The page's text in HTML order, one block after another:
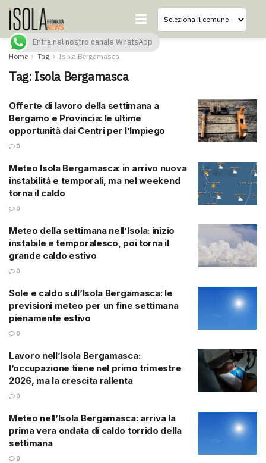
Home Tag Isola Bergamasca
Tag: Isola Bergamasca
Offerte di lavoro della settimana a
Bergamo e Provincia: le ultime
opportunità dai Centri per l’Impiego
0
Meteo Isola Bergamasca: in arrivo nuova
instabilità e temporali, ma nel weekend
torna il caldo
0
Meteo della settimana nell’Isola: inizio
instabile e temporalesco, poi torna il
grande caldo estivo
0
Sole e caldo sull’Isola Bergamasca: le
previsioni meteo per un fine settimana
pienamente estivo
0
Lavoro nell’Isola Bergamasca:
l’occupazione tiene nel primo trimestre
2026, ma la crescita rallenta
0
Meteo nell’Isola Bergamasca: arriva la
prima vera ondata di caldo torrido della
settimana
0
Entra nel nostro canale WhatsApp